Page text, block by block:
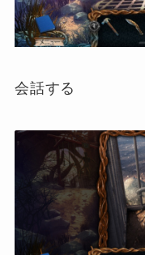
会話する